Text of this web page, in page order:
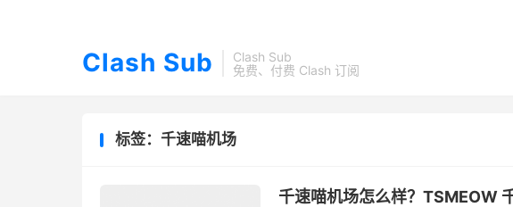
Clash Sub
Clash Sub
免费、付费 Clash 订阅
标签：千速喵机场
千速喵机场怎么样？TSMEOW